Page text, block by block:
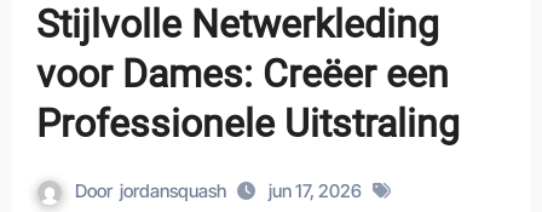
Stijlvolle Netwerkleding
voor Dames: Creëer een
Professionele Uitstraling
Door jordansquash
jun 17, 2026